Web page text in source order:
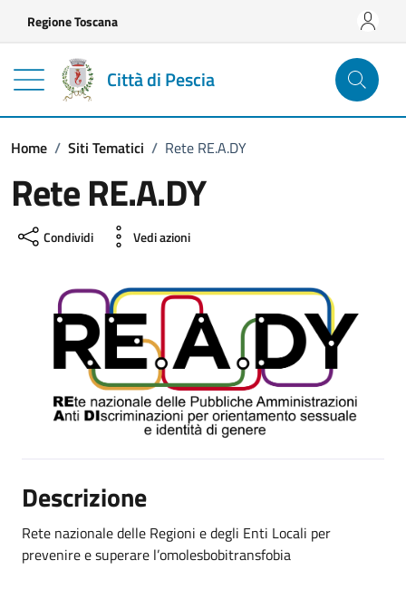
Regione Toscana
Città di Pescia
Home / Siti Tematici / Rete RE.A.DY
Rete RE.A.DY
Condividi Vedi azioni
Descrizione
Rete nazionale delle Regioni e degli Enti Locali per
prevenire e superare l’omolesbobitransfobia